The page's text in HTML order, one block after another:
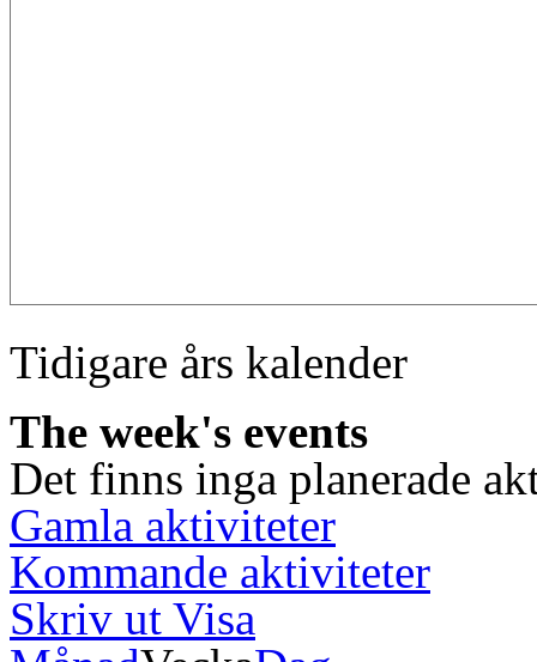
Tidigare års kalender
The week's events
Det finns inga planerade
Gamla aktiviteter
Kommande aktiviteter
Skriv ut Visa